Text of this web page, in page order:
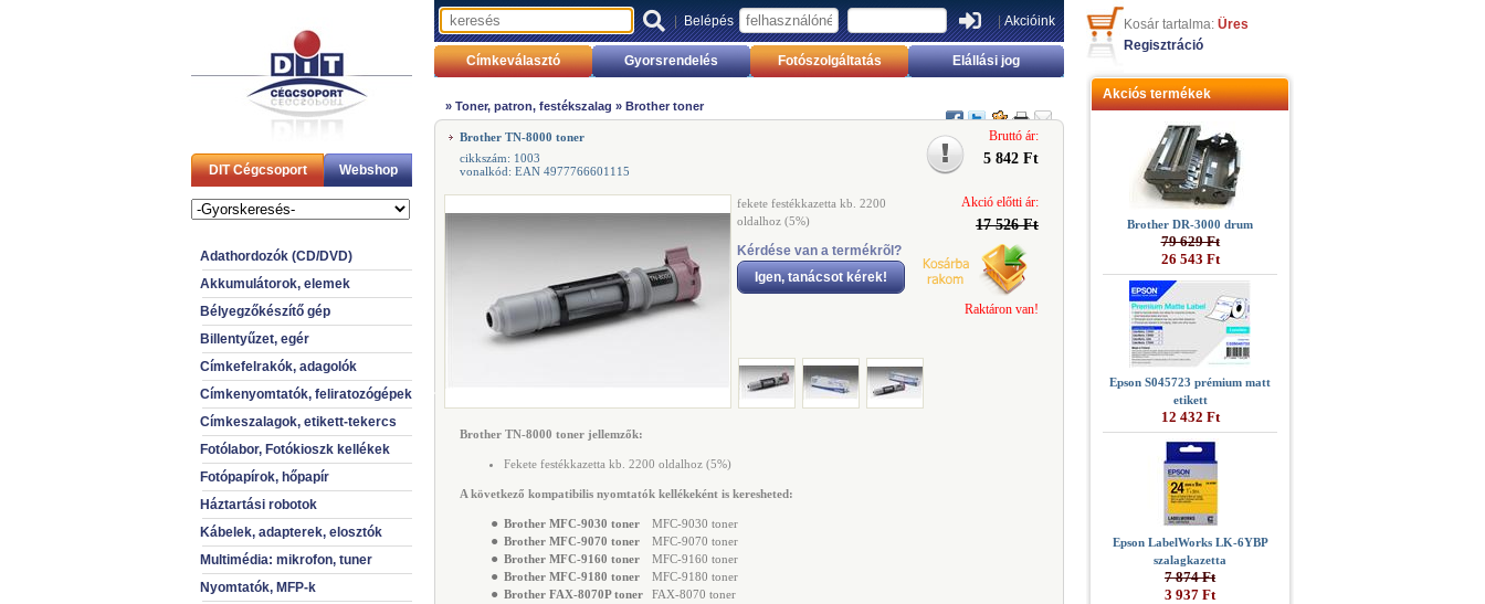
DIT Cégcsoport Webshop
Adathordozók (CD/DVD)
Akkumulátorok, elemek
Bélyegzőkészítő gép
Billentyűzet, egér
Címkefelrakók, adagolók
Címkenyomtatók, feliratozógépek
Címkeszalagok, etikett-tekercs
Fotólabor, Fotókioszk kellékek
Fotópapírok, hőpapír
Háztartási robotok
Kábelek, adapterek, elosztók
Multimédia: mikrofon, tuner
Nyomtatók, MFP-k
|Belépés |Akcióink
Címkeválasztó Gyorsrendelés Fotószolgáltatás Elállási jog
» Toner, patron, festékszalag » Brother toner
Brother TN-8000 toner
cikkszám: 1003
vonalkód: EAN 4977766601115
Bruttó ár:
5 842 Ft
fekete festékkazetta kb. 2200
oldalhoz (5%)
Kérdése van a termékrõl?
Igen, tanácsot kérek!
Akció előtti ár:
17 526 Ft
Raktáron van!
Brother TN-8000 toner jellemzők:
Fekete festékkazetta kb. 2200 oldalhoz (5%)
A következő kompatibilis nyomtatók kellékeként is keresheted:
● Brother MFC-9030 toner MFC-9030 toner
● Brother MFC-9070 toner MFC-9070 toner
● Brother MFC-9160 toner MFC-9160 toner
● Brother MFC-9180 toner MFC-9180 toner
● Brother FAX-8070P toner FAX-8070 toner
Kosár tartalma: Üres
Regisztráció
Akciós termékek
Brother DR-3000 drum
79 629 Ft
26 543 Ft
Epson S045723 prémium matt
etikett
12 432 Ft
Epson LabelWorks LK-6YBP
szalagkazetta
7 874 Ft
3 937 Ft